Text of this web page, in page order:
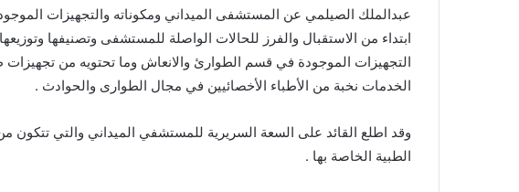
عبدالملك الصيلمي عن المستشفى الميداني ومكوناته والتجهيزات الموجودة
ابتداء من الاستقبال والفرز للحالات الواصلة للمستشفى وتصنيفها
التجهيزات الموجودة في قسم الطوارئ والانعاش وما تحتويه من
الخدمات نخبة من الأطباء الأخصائيين في مجال الطوارى والحوادث .
الطبية الخاصة بها .